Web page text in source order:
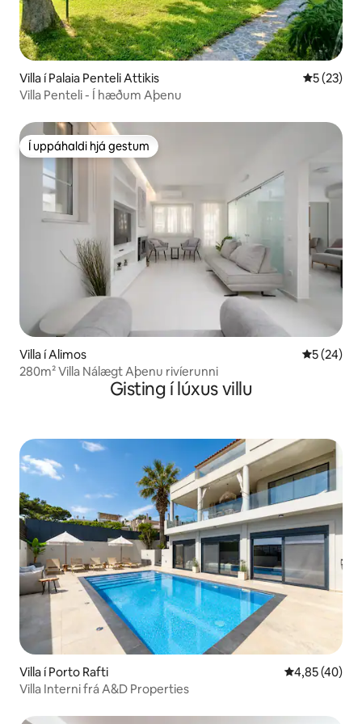
Villa í Palaia Penteli Attikis 5 af 5 í
5 (23)
Villa Penteli - Í hæðum Aþenu
Í uppáhaldi hjá gestum
Í uppáhaldi hjá gestum
Villa í Alimos 5 af 5 í
5 (24)
280m² Villa Nálægt Aþenu rivíerunni
Gisting í lúxus villu
Villa í Porto Rafti 4,85 af 5 í
4,85 (40)
Villa Interni frá A&D Properties